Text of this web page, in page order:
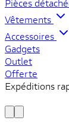
Pièces
Vêtements
Accessoires
Gadgets
Outlet
Offerte
Expéditions